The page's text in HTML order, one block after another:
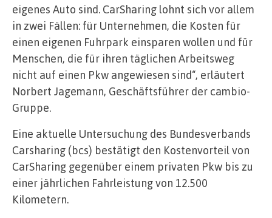
eigenes Auto sind. CarSharing lohnt sich vor allem
in zwei Fällen: für Unternehmen, die Kosten für
einen eigenen Fuhrpark einsparen wollen und für
Menschen, die für ihren täglichen Arbeitsweg
nicht auf einen Pkw angewiesen sind“, erläutert
Norbert Jagemann, Geschäftsführer der cambio-
Gruppe.
Eine aktuelle Untersuchung des Bundesverbands
Carsharing (bcs) bestätigt den Kostenvorteil von
CarSharing gegenüber einem privaten Pkw bis zu
einer jährlichen Fahrleistung von 12.500
Kilometern.